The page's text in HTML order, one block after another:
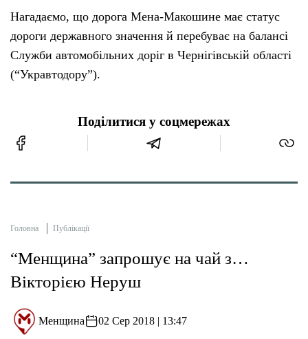
Нагадаємо, що дорога Мена-Макошине має статус
дороги державного значення й перебуває на балансі
Служби автомобільних доріг в Чернігівській області
(“Укравтодору”).
Поділитися у соцмережах
Головна Публікації
“Менщина” запрошує на чай з…
Вікторією Неруш
Менщина 02 Сер 2018 | 13:47